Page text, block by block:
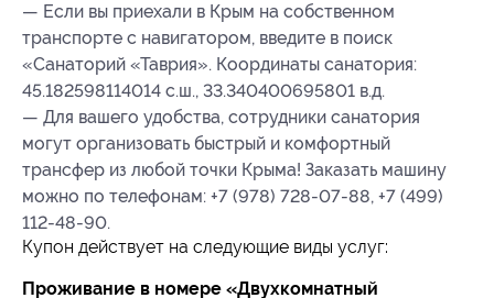
— Если вы приехали в Крым на собственном
транспорте с навигатором, введите в поиск
«Санаторий «Таврия». Координаты санатория:
45.182598114014 с.ш., 33.340400695801 в.д.
— Для вашего удобства, сотрудники санатория
могут организовать быстрый и комфортный
трансфер из любой точки Крыма! Заказать машину
можно по телефонам: +7 (978) 728-07-88, +7 (499)
112-48-90.
Купон действует на следующие виды услуг:
Проживание в номере «Двухкомнатный